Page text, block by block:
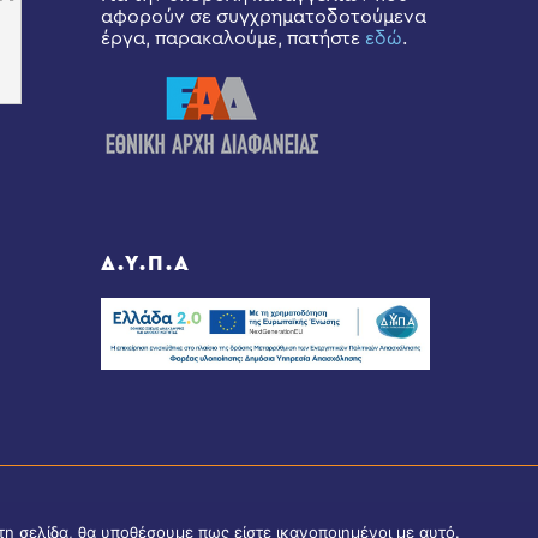
αφορούν σε συγχρηματοδοτούμενα
έργα, παρακαλούμε, πατήστε εδώ.
Δ.Υ.Π.Α
σελίδα, θα υποθέσουμε πως είστε ικανοποιημένοι με αυτό.